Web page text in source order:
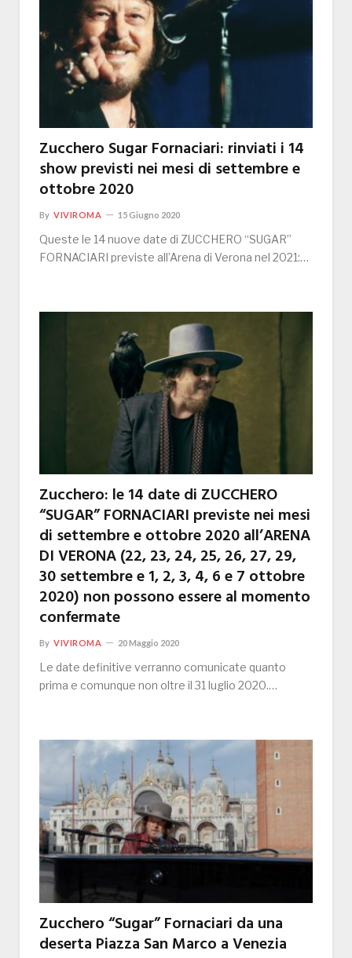
Zucchero Sugar Fornaciari: rinviati i 14
show previsti nei mesi di settembre e
ottobre 2020
By VIVIROMA 15 Giugno 2020
Queste le 14 nuove date di ZUCCHERO “SUGAR”
FORNACIARI previste all’Arena di Verona nel 2021:…
Zucchero: le 14 date di ZUCCHERO
“SUGAR” FORNACIARI previste nei mesi
di settembre e ottobre 2020 all’ARENA
DI VERONA (22, 23, 24, 25, 26, 27, 29,
30 settembre e 1, 2, 3, 4, 6 e 7 ottobre
2020) non possono essere al momento
confermate
By VIVIROMA 20 Maggio 2020
Le date definitive verranno comunicate quanto
prima e comunque non oltre il 31 luglio 2020.…
Zucchero “Sugar” Fornaciari da una
deserta Piazza San Marco a Venezia